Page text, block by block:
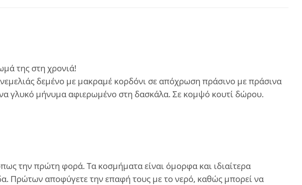
της στη χρονιά!
δεμένο με μακραμέ κορδόνι σε απόχρωση πράσινο με πράσινα
γλυκό μήνυμα αφιερωμένο στη δασκάλα. Σε κομψό κουτί δώρου.
την πρώτη φορά. Τα κοσμήματα είναι όμορφα και ιδιαίτερα
Πρώτων αποφύγετε την επαφή τους με το νερό, καθώς μπορεί να